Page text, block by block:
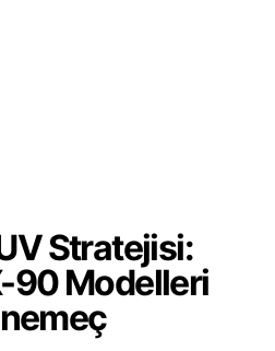
Stratejisi:
90 Modelleri